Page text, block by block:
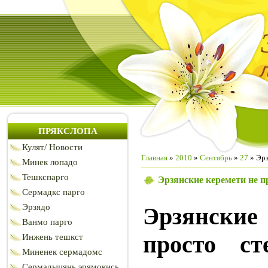
ПРЯКСЛОПА
Кулят/ Новости
Минек лопадо
Тешкспарго
Сермадкс парго
Эрзядо
Ванмо парго
Инжень тешкст
Миненек сермадомс
Главная » 2010 » Сентябрь » 27 »
Эрзянские керемети не
просто